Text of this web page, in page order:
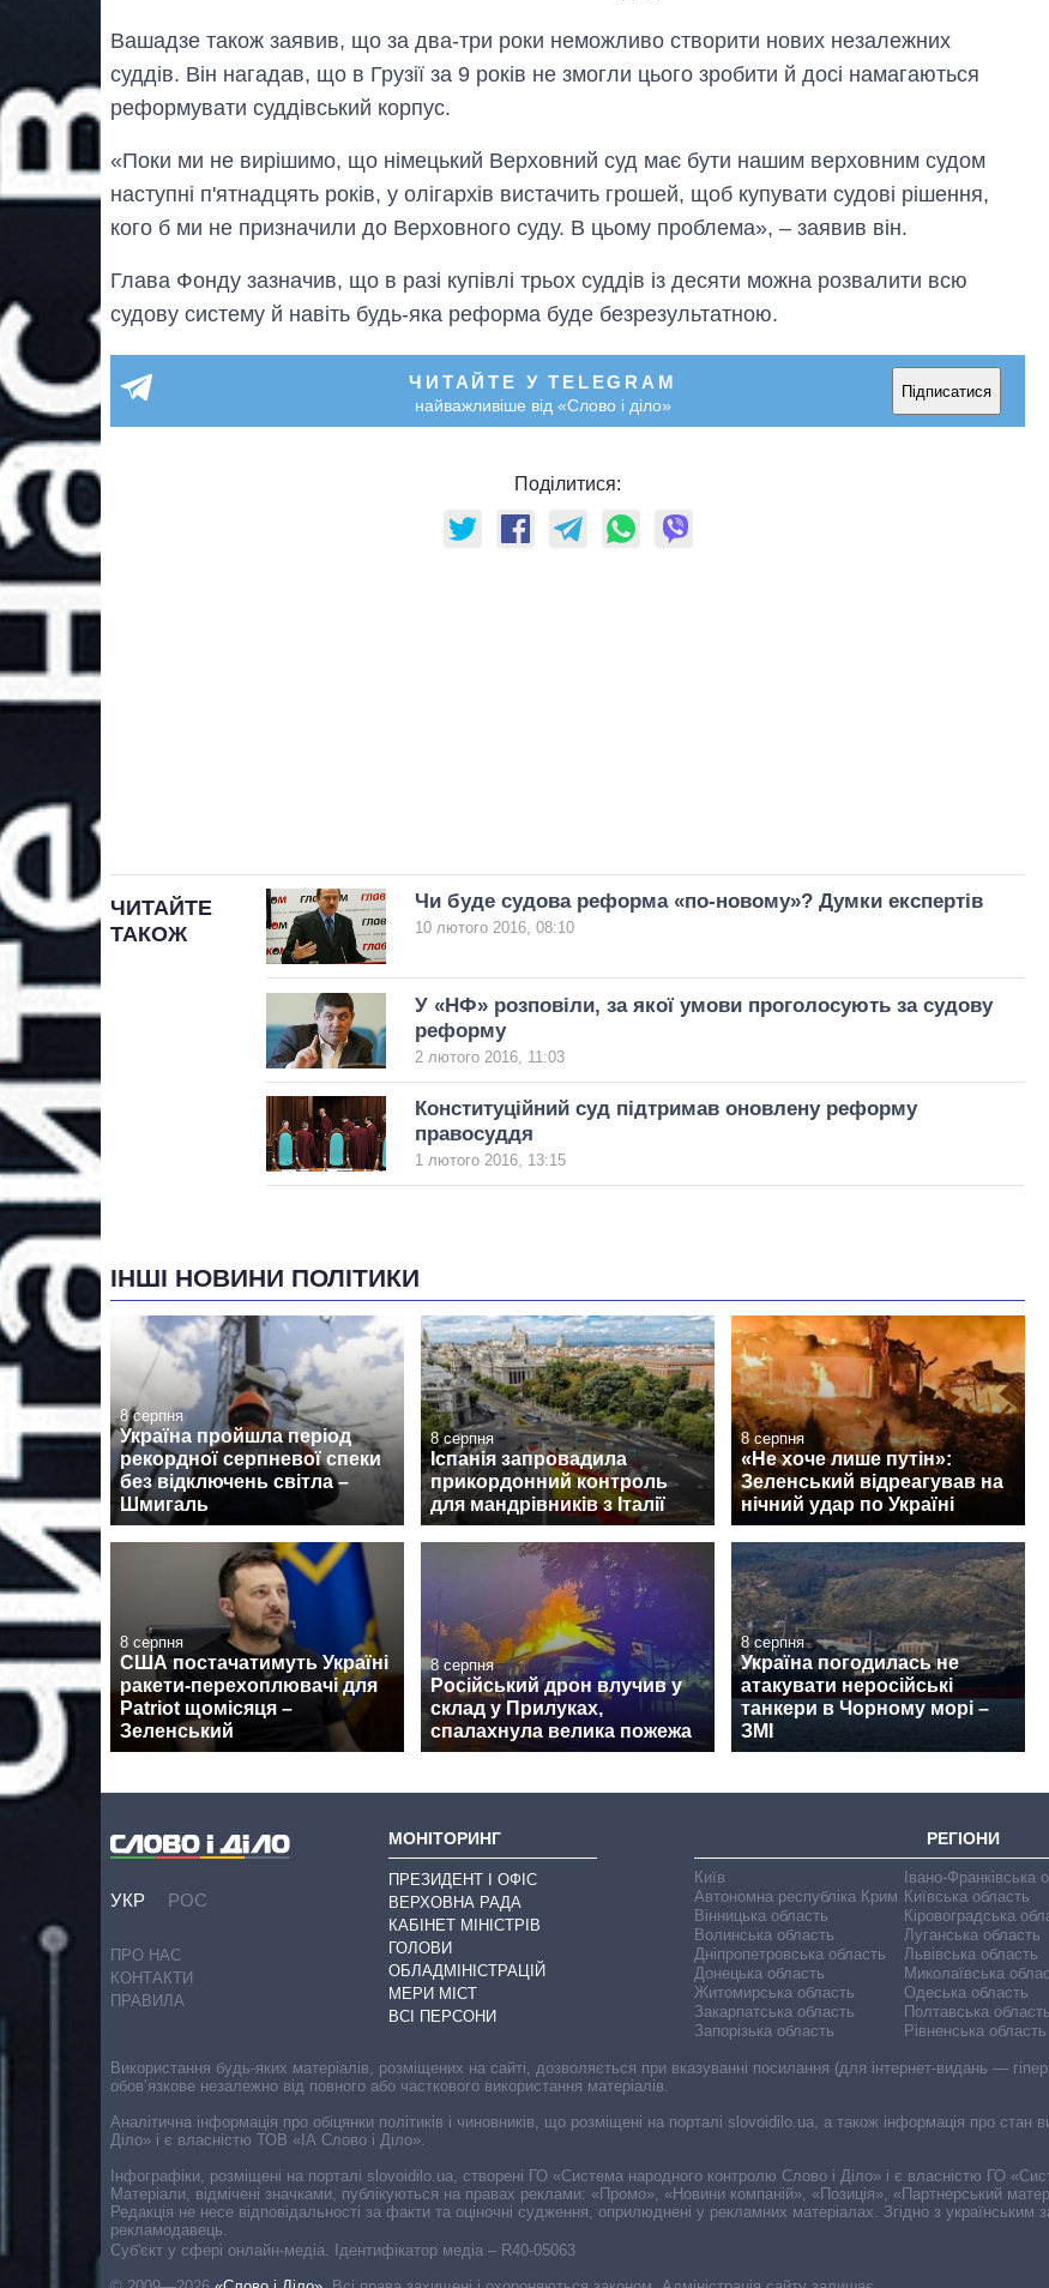
Вашадзе також заявив, що за два-три роки неможливо створити нових незалежних
суддів. Він нагадав, що в Грузії за 9 років не змогли цього зробити й досі намагаються
реформувати суддівський корпус.
«Поки ми не вирішимо, що німецький Верховний суд має бути нашим верховним судом
наступні п'ятнадцять років, у олігархів вистачить грошей, щоб купувати судові рішення,
кого б ми не призначили до Верховного суду. В цьому проблема», – заявив він.
Глава Фонду зазначив, що в разі купівлі трьох суддів із десяти можна розвалити всю
судову систему й навіть будь-яка реформа буде безрезультатною.
ЧИТАЙТЕ У TELEGRAM
найважливіше від «Слово і діло»
Підписатися
Поділитися:
ЧИТАЙТЕ
ТАКОЖ
Чи буде судова реформа «по-новому»? Думки експертів
10 лютого 2016, 08:10
У «НФ» розповіли, за якої умови проголосують за судову
реформу
2 лютого 2016, 11:03
Конституційний суд підтримав оновлену реформу
правосуддя
1 лютого 2016, 13:15
ІНШІ НОВИНИ ПОЛІТИКИ
8 серпня
Україна пройшла період
рекордної серпневої спеки
без відключень світла –
Шмигаль
8 серпня
Іспанія запровадила
прикордонний контроль
для мандрівників з Італії
8 серпня
«Не хоче лише путін»:
Зеленський відреагував на
нічний удар по Україні
8 серпня
США постачатимуть Україні
ракети-перехоплювачі для
Patriot щомісяця –
Зеленський
8 серпня
Російський дрон влучив у
склад у Прилуках,
спалахнула велика пожежа
8 серпня
Україна погодилась не
атакувати неросійські
танкери в Чорному морі –
ЗМІ
УКР РОС
ПРО НАС
КОНТАКТИ
ПРАВИЛА
МОНІТОРИНГ
ПРЕЗИДЕНТ І ОФІС
ВЕРХОВНА РАДА
КАБІНЕТ МІНІСТРІВ
ГОЛОВИ
ОБЛАДМІНІСТРАЦІЙ
МЕРИ МІСТ
ВСІ ПЕРСОНИ
РЕГІОНИ
Київ
Автономна республіка Крим
Вінницька область
Волинська область
Дніпропетровська область
Донецька область
Житомирська область
Закарпатська область
Запорізька область
Івано-Франківська
Київська область
Кіровоградська
Луганська область
Львівська область
Миколаївська
Одеська область
Полтавська область
Рівненська область
Cуб'єкт у сфері онлайн-медіа. Ідентифікатор медіа – R40-05063
Використання будь-яких матеріалів, розміщених на сайті, дозволяється при вказуванні посилання (для інтернет-видань —
обов’язкове незалежно від повного або часткового використання матеріалів.
Аналітична інформація про обіцянки політиків і чиновників, що розміщені на порталі slovoidilo.ua, а також інформація про
Діло» і є власністю ТОВ «ІА Слово і Діло».
Інфографіки, розміщені на порталі slovoidilo.ua, створені ГО «Система народного контролю Слово і Діло» і є власністю ГО
Матеріали, відмічені значками, публікуються на правах реклами: «Промо», «Новини компаній», «Позиція», «Партнерський
Редакція не несе відповідальності за факти та оціночні судження, оприлюднені у рекламних матеріалах. Згідно з українським
рекламодавець.